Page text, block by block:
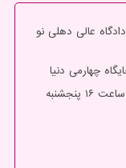
عالی دهلی نو
ثبت نام در طرح مشارکت در تولید ایران خودرو ساعت ۱۶ پنجشنبه